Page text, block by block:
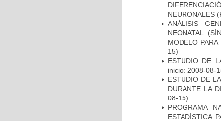
NEURONALES
ANÁLISIS
NEONATAL
MODELO
15)
ESTUDIO DE
inicio: 2008-08-
ESTUDIO DE
DURANTE LA
08-15)
PROGRAMA
ESTADÍSTICA